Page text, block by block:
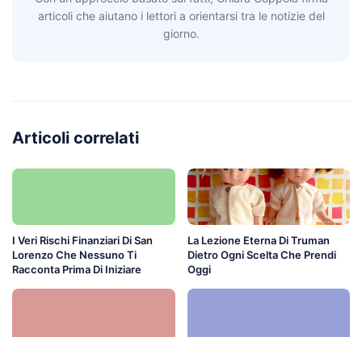
articoli che aiutano i lettori a orientarsi tra le notizie del
giorno.
Articoli correlati
I Veri Rischi Finanziari Di San
Lorenzo Che Nessuno Ti
Racconta Prima Di Iniziare
La Lezione Eterna Di Truman
Dietro Ogni Scelta Che Prendi
Oggi